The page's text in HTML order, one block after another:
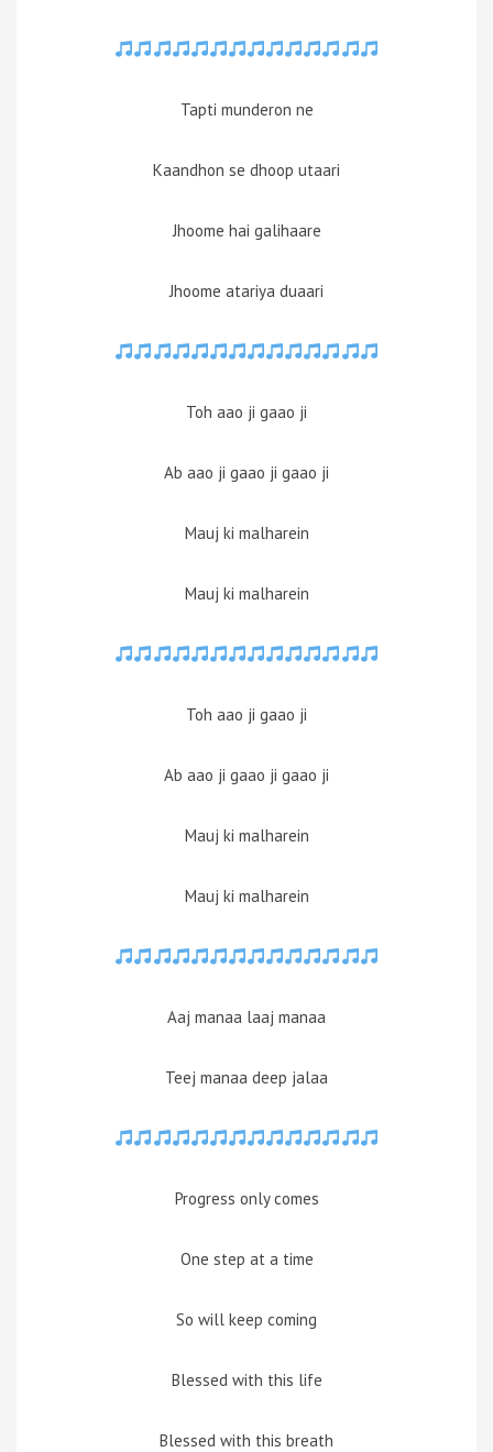
Tapti munderon ne
Kaandhon se dhoop utaari
Jhoome hai galihaare
Jhoome atariya duaari
Toh aao ji gaao ji
Ab aao ji gaao ji gaao ji
Mauj ki malharein
Mauj ki malharein
Toh aao ji gaao ji
Ab aao ji gaao ji gaao ji
Mauj ki malharein
Mauj ki malharein
Aaj manaa laaj manaa
Teej manaa deep jalaa
Progress only comes
One step at a time
So will keep coming
Blessed with this life
Blessed with this breath